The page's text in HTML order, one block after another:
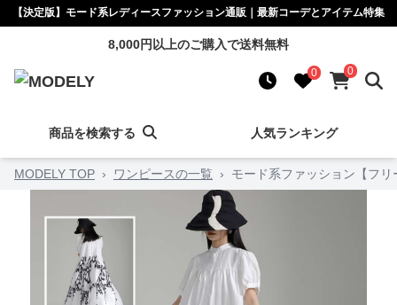
【決定版】モード系レディースファッション通販｜最新コーデとアイテム特集
8,000円以上のご購入で送料無料
0 0
商品を検索する 人気ランキング
MODELY TOP › ワンピースの一覧 › モード系ファッション【フ